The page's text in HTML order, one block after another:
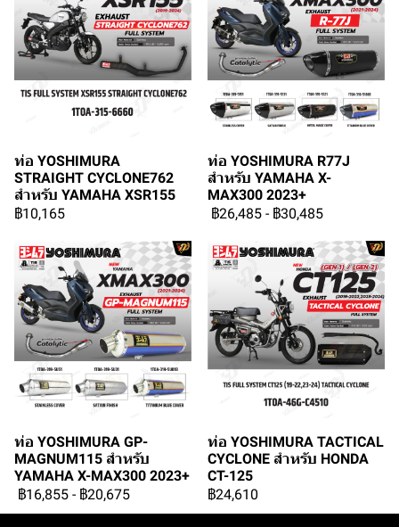
ท่อ YOSHIMURA
STRAIGHT CYCLONE762
สำหรับ YAMAHA XSR155
฿10,165
ท่อ YOSHIMURA R77J
สำหรับ YAMAHA X-
MAX300 2023+
฿26,485 - ฿30,485
ท่อ YOSHIMURA GP-
MAGNUM115 สำหรับ
YAMAHA X-MAX300 2023+
฿16,855 - ฿20,675
ท่อ YOSHIMURA TACTICAL
CYCLONE สำหรับ HONDA
CT-125
฿24,610